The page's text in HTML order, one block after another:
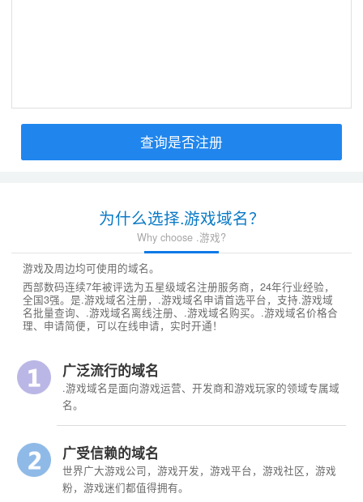
查询是否注册
为什么选择.游戏域名？
Why choose .游戏?
游戏及周边均可使用的域名。
西部数码连续7年被评选为五星级域名注册服务商，24年行业经验，
全国3强。是.游戏域名注册，.游戏域名申请首选平台，支持.游戏域
名批量查询、.游戏域名离线注册、.游戏域名购买。.游戏域名价格合
理、申请简便，可以在线申请，实时开通！
广泛流行的域名
.游戏域名是面向游戏运营、开发商和游戏玩家的领域专属域
名。
广受信赖的域名
世界广大游戏公司，游戏开发，游戏平台，游戏社区，游戏
粉，游戏迷们都值得拥有。